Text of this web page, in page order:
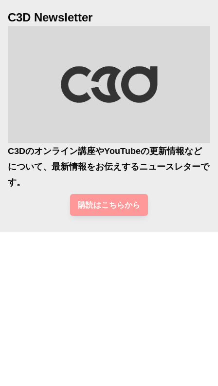
C3D Newsletter
C3Dのオンライン講座やYouTubeの更新情報など
について、最新情報をお伝えするニュースレターで
す。
購読はこちらから